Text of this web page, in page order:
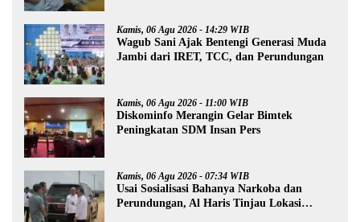
Kamis, 06 Agu 2026 - 14:29 WIB
Wagub Sani Ajak Bentengi Generasi Muda
Jambi dari IRET, TCC, dan Perundungan
Kamis, 06 Agu 2026 - 11:00 WIB
Diskominfo Merangin Gelar Bimtek
Peningkatan SDM Insan Pers
Kamis, 06 Agu 2026 - 07:34 WIB
Usai Sosialisasi Bahanya Narkoba dan
Perundungan, Al Haris Tinjau Lokasi